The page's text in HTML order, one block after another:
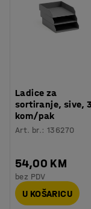
Kombinirajte ih
zidnim panelima
postolja od
recikliraju.
Potreban broj
Procjena vremena
Ladice za
sortiranje, sive, 3
kom/pak
Art. br.:136270
54,00 KM
bez PDV
U KOŠARICU